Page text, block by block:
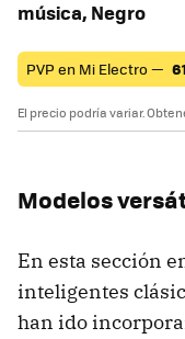
música, Negro
PVP en Mi Electro —
El precio podría variar.
Modelos
En esta sección
inteligentes
han ido